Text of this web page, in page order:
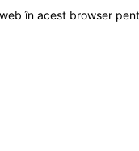
în acest browser